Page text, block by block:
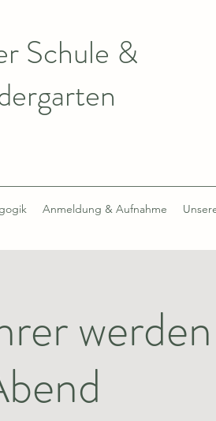
Schule &
Anmeldung & Aufnahme